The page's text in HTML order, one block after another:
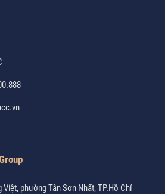
phường Tân Sơn Nhất, TP.Hồ Chí